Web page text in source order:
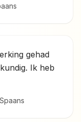
gehad
Ik heb